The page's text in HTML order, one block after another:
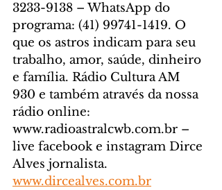
3233-9138 – WhatsApp do
programa: (41) 99741-1419. O
que os astros indicam para seu
trabalho, amor, saúde, dinheiro
e família. Rádio Cultura AM
930 e também através da nossa
rádio online:
www.radioastralcwb.com.br –
live facebook e instagram Dirce
Alves jornalista.
www.dircealves.com.br